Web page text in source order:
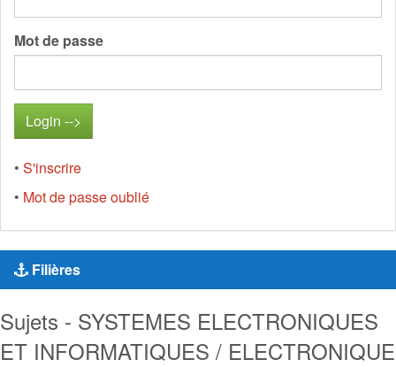
Mot de passe
• S'inscrire
• Mot de passe oublié
Filières
Sujets - SYSTEMES ELECTRONIQUES
ET INFORMATIQUES / ELECTRONIQUE